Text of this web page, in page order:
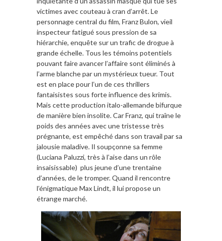
victimes avec couteau à cran d’arrêt. Le
personnage central du film, Franz Bulon, vieil
inspecteur fatigué sous pression de sa
hiérarchie, enquête sur un trafic de drogue à
grande échelle. Tous les témoins potentiels
pouvant faire avancer l’affaire sont éliminés à
l’arme blanche par un mystérieux tueur. Tout
est en place pour l’un de ces thrillers
fantaisistes sous forte influence des krimis.
Mais cette production italo-allemande bifurque
de manière bien insolite. Car Franz, qui traîne le
poids des années avec une tristesse très
prégnante, est empêché dans son travail par sa
jalousie maladive. Il soupçonne sa femme
(Luciana Paluzzi, très à l’aise dans un rôle
insaisissable) plus jeune d’une trentaine
d’années, de le tromper. Quand il rencontre
l’énigmatique Max Lindt, il lui propose un
étrange marché.